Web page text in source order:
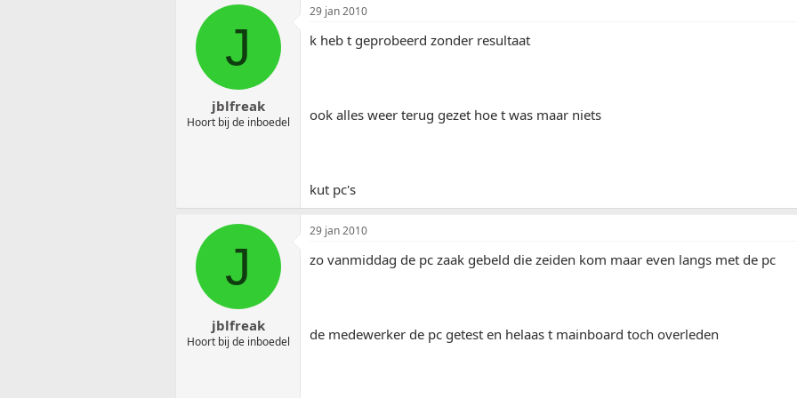
J
jblfreak
Hoort bij de inboedel
29 jan 2010
k heb t geprobeerd zonder resultaat
ook alles weer terug gezet hoe t was maar niets
kut pc's
J
jblfreak
Hoort bij de inboedel
29 jan 2010
zo vanmiddag de pc zaak gebeld die zeiden kom maar even langs met de pc
de medewerker de pc getest en helaas t mainboard toch overleden